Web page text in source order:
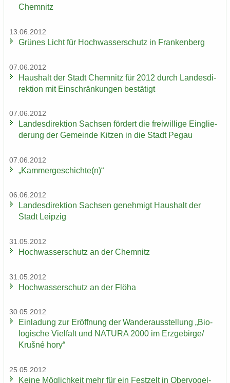
Chem­nitz
13.06.2012
Grü­nes Licht für Hoch­was­ser­schutz in Fran­ken­berg
07.06.2012
Haus­halt der Stadt Chem­nitz für 2012 durch Lan­des­di­
rek­ti­on mit Ein­schrän­kun­gen be­stä­tigt
07.06.2012
Lan­des­di­rek­ti­on Sach­sen för­dert die frei­wil­li­ge Ein­glie­
de­rung der Ge­mein­de Kit­zen in die Stadt Pegau
07.06.2012
„Kam­mer­ge­schich­te(n)“
06.06.2012
Lan­des­di­rek­ti­on Sach­sen ge­neh­migt Haus­halt der
Stadt Leip­zig
31.05.2012
Hoch­was­ser­schutz an der Chem­nitz
31.05.2012
Hoch­was­ser­schutz an der Flöha
30.05.2012
Ein­la­dung zur Er­öff­nung der Wan­der­aus­stel­lung „Bio­
lo­gi­sche Viel­falt und NA­TU­RA 2000 im Erz­ge­bir­ge/
Krušné hory“
25.05.2012
Keine Mög­lich­keit mehr für ein Fest­zelt in Ober­vo­gel­